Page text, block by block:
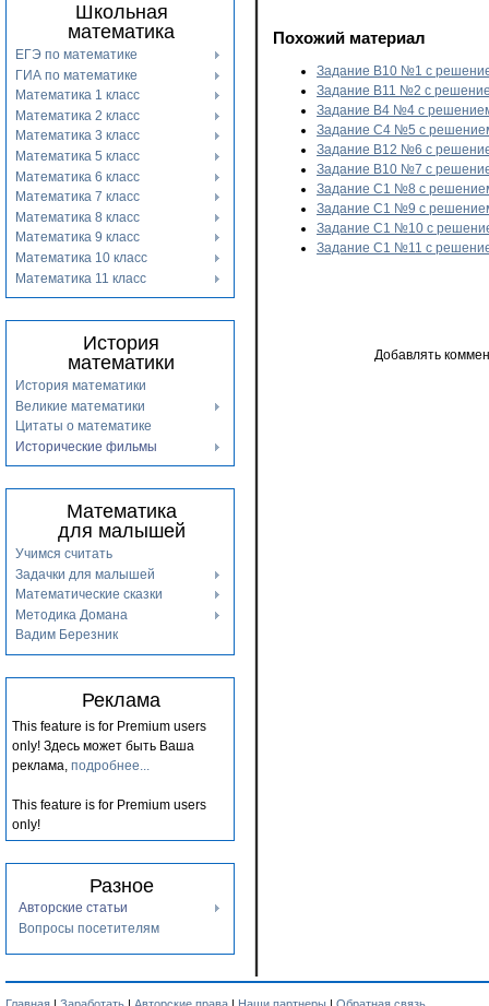
Школьная
математика
ЕГЭ по математике
ГИА по математике
Математика 1 класс
Математика 2 класс
Математика 3 класс
Математика 5 класс
Математика 6 класс
Математика 7 класс
Математика 8 класс
Математика 9 класс
Математика 10 класс
Математика 11 класс
История
математики
История математики
Великие математики
Цитаты о математике
Исторические фильмы
Математика
для малышей
Учимся считать
Задачки для малышей
Математические сказки
Методика Домана
Вадим Березник
Реклама
This feature is for Premium users
only! Здесь может быть Ваша
реклама, подробнее...
This feature is for Premium users
only!
Разное
Авторские статьи
Вопросы посетителям
Похожий материал
Задание B10 №1 с
Задание B11 №2 с
Задание B4 №4 с
Задание С4 №5 с
Задание B12 №6 с
Задание B10 №7 с
Задание C1 №8 с
Задание С1 №9 с
Задание С1 №10 с
Задание С1 №11 с
Добавлять